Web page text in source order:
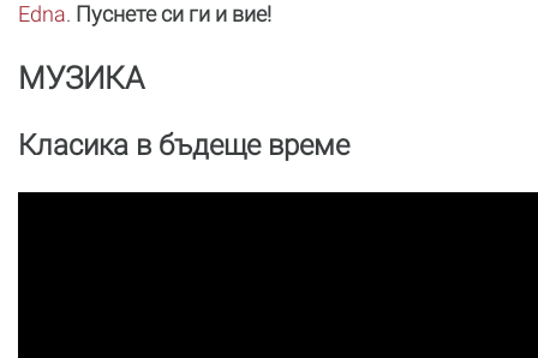
Edna. Пуснете си ги и вие!
МУЗИКА
Класика в бъдеще време